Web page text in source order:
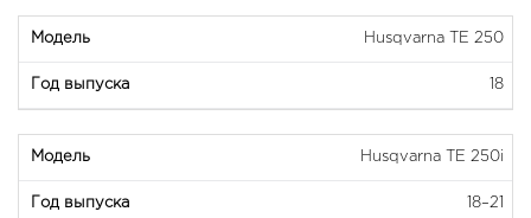
Husqvarna TE 250
18
Husqvarna TE 250i
18–21